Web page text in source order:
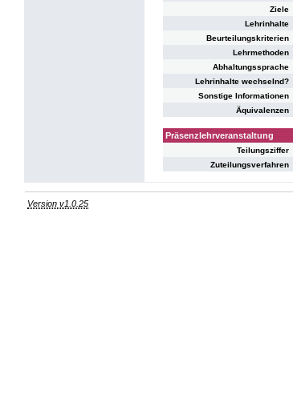
Ziele
Lehrinhalte
Beurteilungskriterien
Lehrmethoden
Abhaltungssprache
Lehrinhalte wechselnd?
Sonstige Informationen
Äquivalenzen
Präsenzlehrveranstaltung
Teilungsziffer
Zuteilungsverfahren
Version v1.0.25